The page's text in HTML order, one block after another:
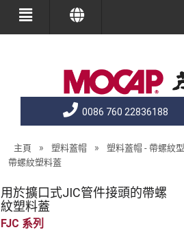
0086 760 22836188
主頁 » 塑料蓋帽 » 塑料蓋帽 - 帶螺紋型
帶螺紋塑料蓋
用於擴口式JIC管件接頭的帶螺
紋塑料蓋
FJC